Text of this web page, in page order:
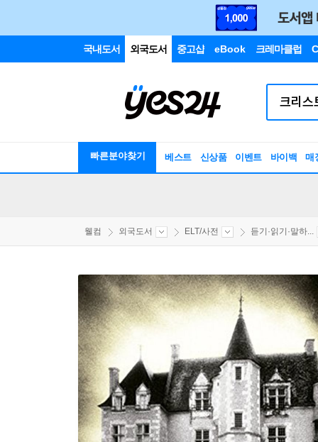
국내도서 외국도서 중고샵 eBook 크레마클럽
빠른분야찾기 베스트 신상품 이벤트 바이백 매
웰컴 외국도서 ELT/사전 듣기·읽기·말하...